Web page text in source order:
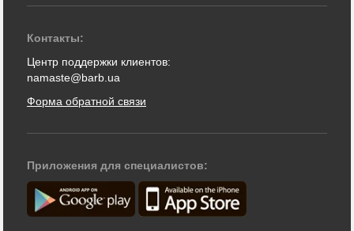
Контакты:
Центр поддержки клиентов:
namaste@barb.ua
Форма обратной связи
Приложения для специалистов: